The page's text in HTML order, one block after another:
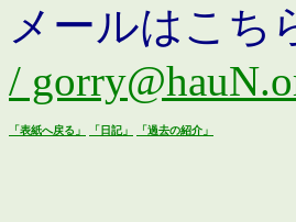
メールはこち
/
「表紙へ戻る」 「日記」 「過去の紹介」